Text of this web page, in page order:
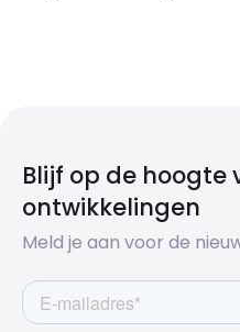
Blijf op de
ontwikkelingen
Meld je aan voor de